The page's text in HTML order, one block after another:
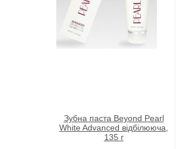
Зубна паста Beyond Pearl
White Advanced відбілююча,
135 г